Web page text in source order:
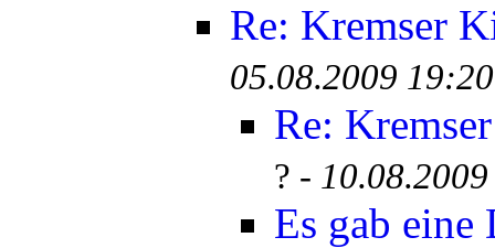
Re: Kremser
05.08.2009 19:20
Re:
? -
Es gab eine